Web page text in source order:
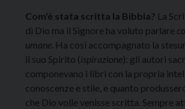
Com'è stata scritta la Bibbia? La
di Dio ma il Signore ha voluto parlare
umane. Ha così accompagnato la
il suo Spirito (ispirazione): gli autori
componevano i libri con la propria
conoscenze e stile, e quanto
che Dio volle venisse scritta. Sempre